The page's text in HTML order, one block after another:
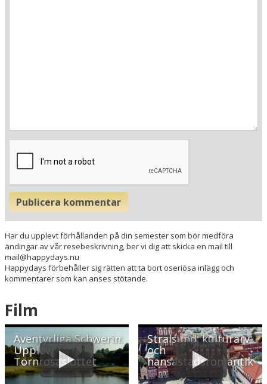
Visa alla Happydays hotell i Tyskland
Flygplatser
Museer
Radie runt hotellet:
Hitta vägen till hotellet
Amtstrasse 6
D-19246 Zarrentin
Tyskland
Din adress
Publicera kommentar
Har du upplevt förhållanden på din semester som bör medföra
ändingar av vår resebeskrivning, ber vi dig att skicka en mail till
mail@happydays.nu
Happydays förbehåller sig rätten att ta bort oseriösa inlägg och
kommentarer som kan anses stötande.
Film
Äventyrliga Schwerin:
Upplev
Törnrosaslottet
Stralsund: kulturarv
och
hansastadsromantik